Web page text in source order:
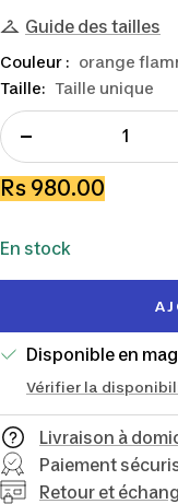
Guide des tailles
Taille: Taille unique
Couleur : orange
la
quantité
Prix
vente
Rs 980.00
En stock
Disponible en
Vérifier la
Livraison à
Paiement
Retour et